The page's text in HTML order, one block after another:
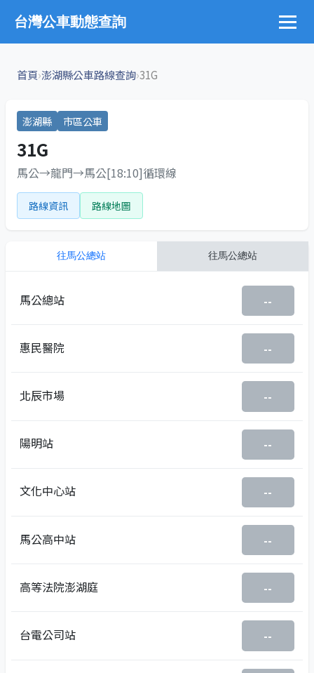
台灣公車動態查詢
首頁›澎湖縣公車路線查詢›31G
澎湖縣 市區公車
31G
馬公→龍門→馬公[18:10]循環線
路線資訊 路線地圖
往馬公總站 往馬公總站
馬公總站 --
惠民醫院 --
北辰市場 --
陽明站 --
文化中心站 --
馬公高中站 --
高等法院澎湖庭 --
台電公司站 --